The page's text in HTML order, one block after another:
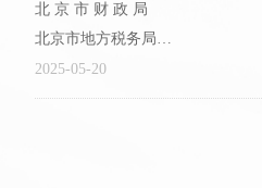
北 京 市 财 政 局
北京市地方税务局
北京市住房和城乡建设委员会 文
京财税〔2011〕418号
2025-05-20